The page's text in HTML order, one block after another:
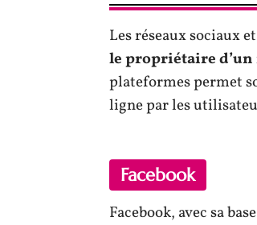
Les réseaux sociaux
le propriétaire
plateformes permet
ligne par les
Facebook
Facebook, avec sa